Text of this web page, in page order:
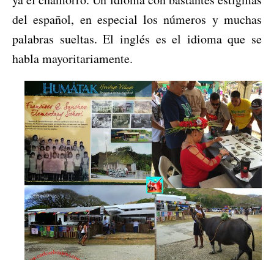
del español, en especial los números y muchas
palabras sueltas. El inglés es el idioma que se
habla mayoritariamente.